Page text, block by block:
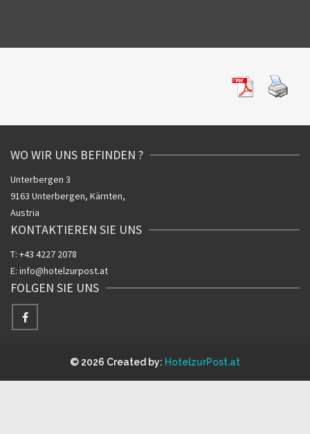
WO WIR UNS BEFINDEN ?
Unterbergen 3
9163 Unterbergen, Kärnten,
Austria
KONTAKTIEREN SIE UNS
T: +43 4227 2078
E: info@hotelzurpost.at
FOLGEN SIE UNS
© 2026 Created by: HotelzurPost.at